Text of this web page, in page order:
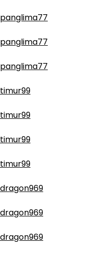
panglima77
panglima77
panglima77
timur99
timur99
timur99
timur99
dragon969
dragon969
dragon969